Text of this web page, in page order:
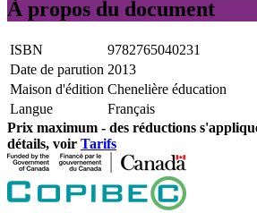
À propos du document
ISBN
9782765040231
Date de parution 2013
Maison d'édition Chenelière éducation
Langue
Français
Prix ​​maximum - des réductions
détails, voir Tarifs